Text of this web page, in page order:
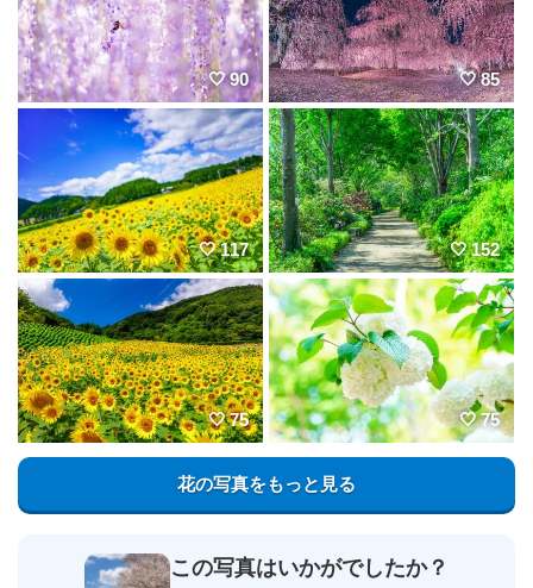
90 85
117 152
75 75
花の写真をもっと見る
この写真はいかがでしたか？